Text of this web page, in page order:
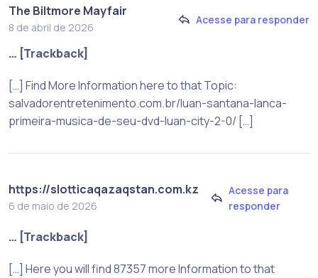
The Biltmore Mayfair
8 de abril de 2026
Acesse para responder
… [Trackback]
[…] Find More Information here to that Topic:
salvadorentretenimento.com.br/luan-santana-lanca-
primeira-musica-de-seu-dvd-luan-city-2-0/ […]
https://slotticaqazaqstan.com.kz
6 de maio de 2026
Acesse para
responder
… [Trackback]
[…] Here you will find 87357 more Information to that